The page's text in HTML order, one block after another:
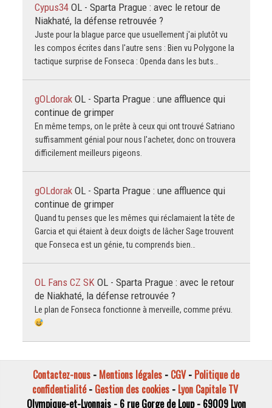
Cypus34 OL - Sparta Prague : avec le retour de
Niakhaté, la défense retrouvée ?
Juste pour la blague parce que usuellement j'ai plutôt vu
les compos écrites dans l'autre sens : Bien vu Polygone la
tactique surprise de Fonseca : Openda dans les buts…
gOLdorak OL - Sparta Prague : une affluence qui
continue de grimper
En même temps, on le prête à ceux qui ont trouvé Satriano
suffisamment génial pour nous l'acheter, donc on trouvera
difficilement meilleurs pigeons.
gOLdorak OL - Sparta Prague : une affluence qui
continue de grimper
Quand tu penses que les mêmes qui réclamaient la tête de
Garcia et qui étaient à deux doigts de lâcher Sage trouvent
que Fonseca est un génie, tu comprends bien…
OL Fans CZ SK OL - Sparta Prague : avec le retour
de Niakhaté, la défense retrouvée ?
Le plan de Fonseca fonctionne à merveille, comme prévu.
Contactez-nous - Mentions légales - CGV- Politique de
confidentialité- Gestion des cookies- Lyon Capitale TV
Olympique-et-Lyonnais - 6 rue Gorge de Loup - 69009 Lyon